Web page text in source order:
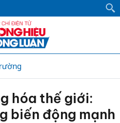
hóa thế giới:
biến động mạnh